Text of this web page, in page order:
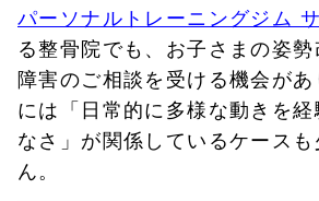
パーソナルトレーニングジム
る整骨院でも、お子さまの姿
障害のご相談を受ける機会が
には「日常的に多様な動きを
なさ」が関係しているケース
ん。